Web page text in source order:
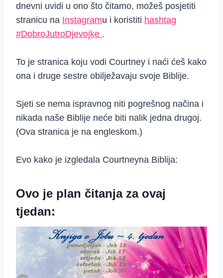
dnevni uvidi u ono što čitamo, možeš posjetiti
stranicu na Instagramu i koristiti hashtag
#DobroJutroDjevojke .
To je stranica koju vodi Courtney i naći ćeš kako
ona i druge sestre obilježavaju svoje Biblije.
Sjeti se nema ispravnog niti pogrešnog načina i
nikada naše Biblije neće biti nalik jedna drugoj.
(Ova stranica je na engleskom.)
Evo kako je izgledala Courtneyna Biblija:
Ovo je plan čitanja za ovaj
tjedan: